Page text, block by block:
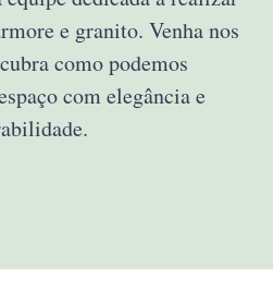
e granito. Venha nos
como podemos
com elegância e